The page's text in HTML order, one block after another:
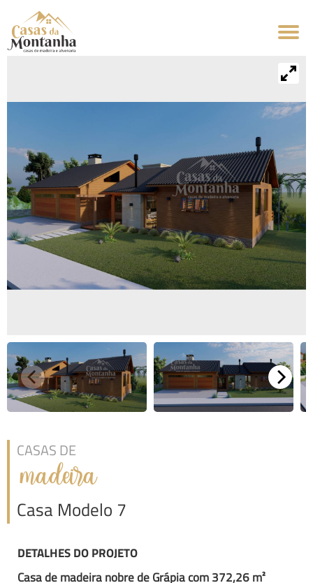
CASAS DE
madeira
Casa Modelo 7
DETALHES DO PROJETO
Casa de madeira nobre de Grápia com 372,26 m²